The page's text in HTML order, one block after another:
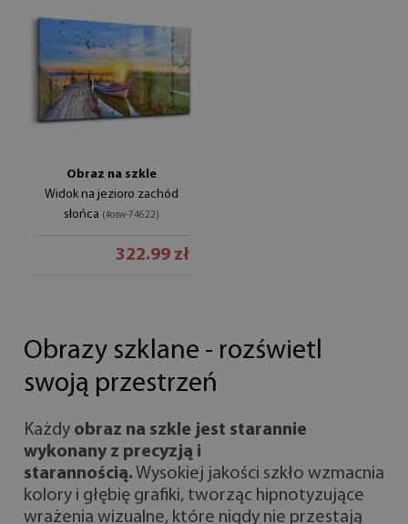
Obraz na szkle
Widok na jezioro zachód
słońca (#osw-74622)
322.99 zł
Obrazy szklane - rozświetl
swoją przestrzeń
Każdy obraz na szkle jest starannie
wykonany z precyzją i
starannością. Wysokiej jakości szkło wzmacnia
kolory i głębię grafiki, tworząc hipnotyzujące
wrażenia wizualne, które nigdy nie przestają